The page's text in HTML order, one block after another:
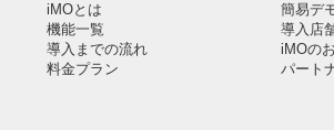
iMOとは
機能一覧
導入までの流れ
料金プラン
簡易デ
導入店
iMOの
パート